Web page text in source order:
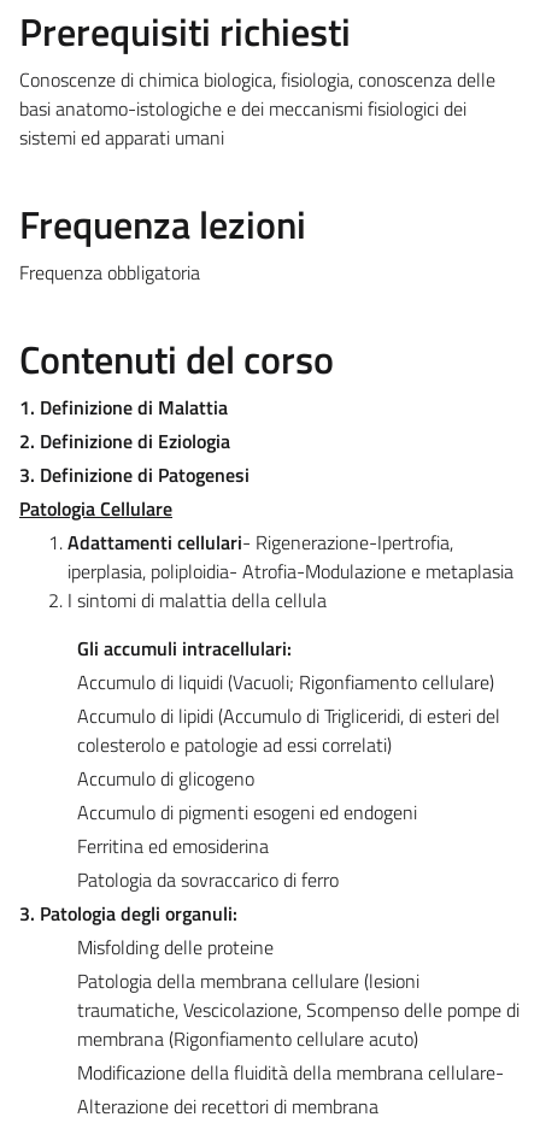
Prerequisiti richiesti
Conoscenze di chimica biologica, fisiologia, conoscenza delle
basi anatomo-istologiche e dei meccanismi fisiologici dei
sistemi ed apparati umani
Frequenza lezioni
Frequenza obbligatoria
Contenuti del corso
1. Definizione di Malattia
2. Definizione di Eziologia
3. Definizione di Patogenesi
Patologia Cellulare
Adattamenti cellulari- Rigenerazione-Ipertrofia,
iperplasia, poliploidia- Atrofia-Modulazione e metaplasia
I sintomi di malattia della cellula
Gli accumuli intracellulari:
Accumulo di liquidi (Vacuoli; Rigonfiamento cellulare)
Accumulo di lipidi (Accumulo di Trigliceridi, di esteri del
colesterolo e patologie ad essi correlati)
Accumulo di glicogeno
Accumulo di pigmenti esogeni ed endogeni
Ferritina ed emosiderina
Patologia da sovraccarico di ferro
3. Patologia degli organuli:
Misfolding delle proteine
Patologia della membrana cellulare (lesioni
traumatiche, Vescicolazione, Scompenso delle pompe di
membrana (Rigonfiamento cellulare acuto)
Modificazione della fluidità della membrana cellulare-
Alterazione dei recettori di membrana